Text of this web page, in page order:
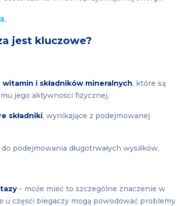
jest kluczowe?
i składników mineralnych, które są
jego aktywności fizycznej,
składniki, wynikające z podejmowanej
podejmowania długotrwałych wysiłków,
– może mieć to szczególne znaczenie w
części biegaczy mogą powodować problemy